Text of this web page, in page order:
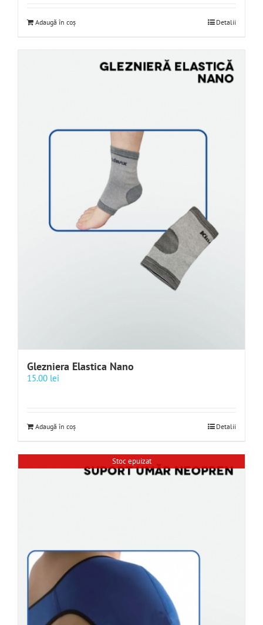
Adaugă în coș Detalii
Glezniera Elastica Nano
15.00 lei
Adaugă în coș Detalii
Stoc epuizat